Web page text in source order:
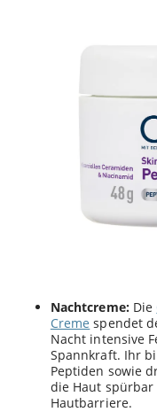
Nachtcreme:Die
Creme spendet
Nacht intensive
Spannkraft. Ihr
Peptiden sowie
die Haut
Hautbarriere.